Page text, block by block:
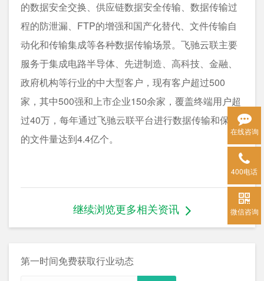
的数据安全交换、供应链数据安全传输、数据传输过
程的防泄漏、FTP的增强和国产化替代、文件传输自
动化和传输集成等各种数据传输场景。飞驰云联主要
服务于集成电路半导体、先进制造、高科技、金融、
政府机构等行业的中大型客户，现有客户超过500
家，其中500强和上市企业150余家，覆盖终端用户超
过40万，每年通过飞驰云联平台进行数据传输和保护
的文件量达到4.4亿个。
继续浏览更多相关资讯
第一时间免费获取行业动态
在线咨询
400电话
微信咨询